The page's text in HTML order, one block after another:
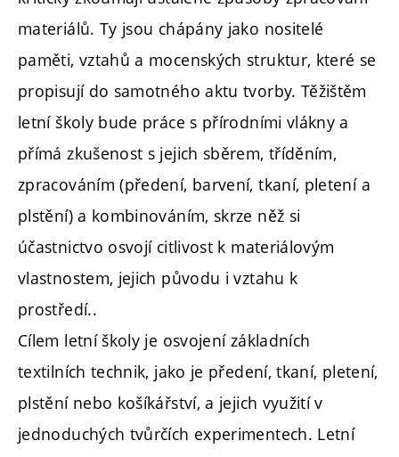
materiálů. Ty jsou chápány jako nositelé
paměti, vztahů a mocenských struktur, které se
propisují do samotného aktu tvorby. Těžištěm
letní školy bude práce s přírodními vlákny a
přímá zkušenost s jejich sběrem, tříděním,
zpracováním (předení, barvení, tkaní, pletení a
plstění) a kombinováním, skrze něž si
účastnictvo osvojí citlivost k materiálovým
vlastnostem, jejich původu i vztahu k
prostředí..
Cílem letní školy je osvojení základních
textilních technik, jako je předení, tkaní, pletení,
plstění nebo košíkářství, a jejich využití v
jednoduchých tvůrčích experimentech. Letní